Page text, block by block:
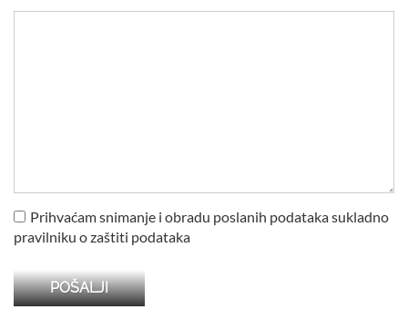
Prihvaćam snimanje i obradu poslanih podataka sukladno
pravilniku o zaštiti podataka